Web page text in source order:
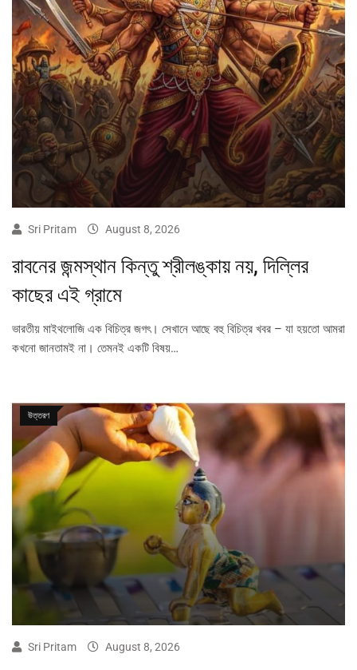
Sri Pritam August 8, 2026
রাবনের জন্মস্থান কিন্তু শ্রীলঙ্কায় নয়, দিল্লির
কাছের এই গ্রামে
ভারতীয় মাইথলোজি এক বিচিত্র জগৎ। সেখানে আছে বহু বিচিত্র খবর – যা হয়তো আমরা
কখনো জানতামই না। তেমনই একটি বিষয়…
উত্তরণ
Sri Pritam August 8, 2026